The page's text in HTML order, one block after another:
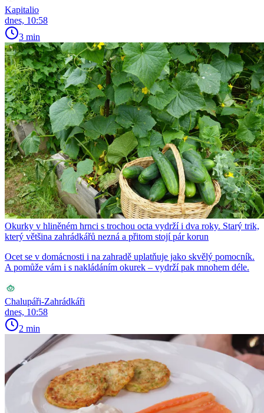
Kapitalio
dnes, 10:58
3 min
Okurky v hliněném hrnci s trochou octa vydrží i dva roky. Starý trik,
který většina zahrádkářů nezná a přitom stojí pár korun
Ocet se v domácnosti i na zahradě uplatňuje jako skvělý pomocník.
A pomůže vám i s nakládáním okurek – vydrží pak mnohem déle.
Chalupáři-Zahrádkáři
dnes, 10:58
2 min